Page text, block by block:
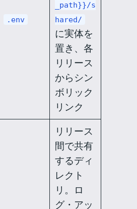
.env
_path}}/s
hared/
に実体を
置き、各
リリース
からシン
ボリック
リンク
リリース
間で共有
するディ
レクト
リ。ロ
グ・アッ